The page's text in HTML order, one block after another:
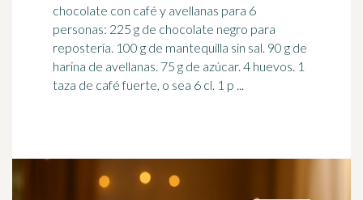
chocolate con café y avellanas para 6
personas: 225 g de chocolate negro para
repostería. 100 g de mantequilla sin sal. 90 g de
harina de avellanas. 75 g de azúcar. 4 huevos. 1
taza de café fuerte, o sea 6 cl. 1 p ...